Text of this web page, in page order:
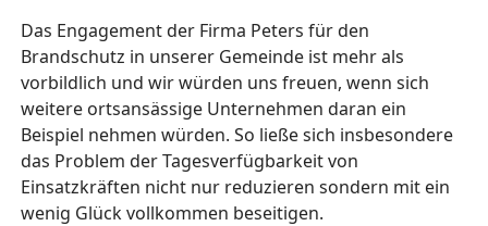
Das Engagement der Firma Peters für den
Brandschutz in unserer Gemeinde ist mehr als
vorbildlich und wir würden uns freuen, wenn sich
weitere ortsansässige Unternehmen daran ein
Beispiel nehmen würden. So ließe sich insbesondere
das Problem der Tagesverfügbarkeit von
Einsatzkräften nicht nur reduzieren sondern mit ein
wenig Glück vollkommen beseitigen.